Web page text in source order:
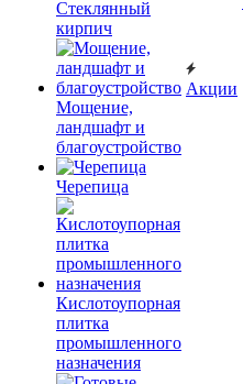
Cтеклянный
кирпич
Мощение,
ландшафт и
благоустройство
Черепица
Кислотоупорная
плитка
промышленного
назначения
Акции